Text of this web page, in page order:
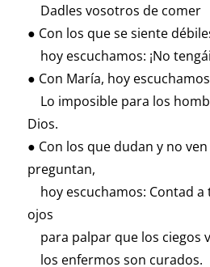
Dadles vosotros de comer
● Con los que se siente
hoy escuchamos: ¡No
● Con María, hoy
Lo imposible para los
Dios.
● Con los que dudan y no
preguntan,
hoy escuchamos: Contad a
ojos
para palpar que los ciegos
los enfermos son curados.